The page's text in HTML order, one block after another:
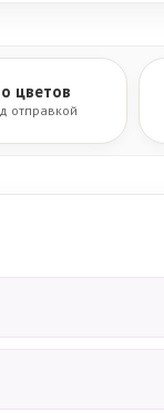
цветов
отправкой